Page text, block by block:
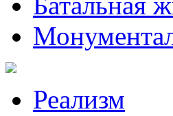
Реализм